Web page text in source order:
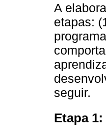
A
etapas:
seguir.
Etapa